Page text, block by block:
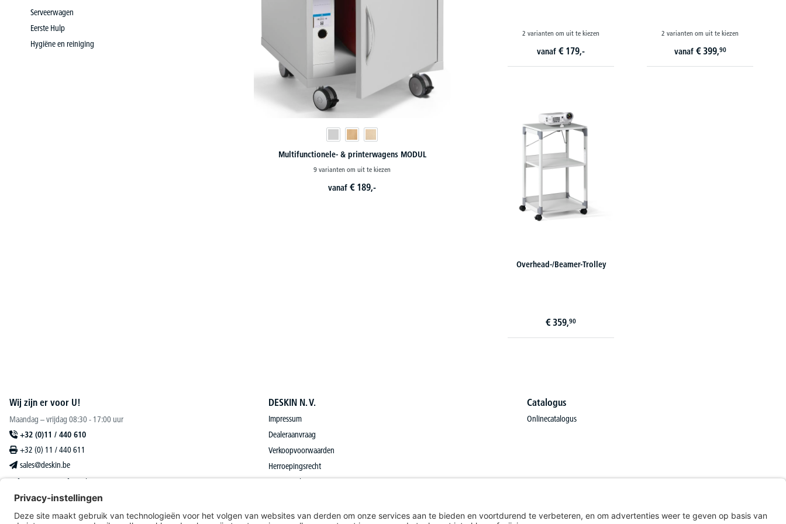
Serveerwagen
Eerste Hulp
Hygiëne en reiniging
Multifunctionele- & printerwagens MODUL
9 varianten om uit te kiezen
vanaf € 189,-
2 varianten om uit te kiezen
vanaf € 179,-
2 varianten om uit te kiezen
vanaf € 399,90
Overhead-/Beamer-Trolley
€ 359,90
Wij zijn er voor U!
Maandag – vrijdag 08:30 - 17:00 uur
+32 (0)11 / 440 610
+32 (0) 11 / 440 611
sales@deskin.be
Of via onscontactformulier.
DESKIN N. V.
Impressum
Dealeraanvraag
Verkoopvoorwaarden
Herroepingsrecht
Privacy Policy
Catalogus
Onlinecatalogus